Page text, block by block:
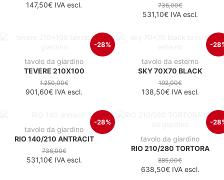
147,50€ IVA escl. 736,00€
531,10€IVA escl.
-28%
tavolo da giardino
TEVERE 210X100
1.250,00€
901,60€ IVA escl.
-
tavolo da esterno
SKY 70X70 BLACK
192,00€
138,50€IVA escl.
-28%
tavolo da giardino
RIO 140/210 ANTRACIT
736,00€
531,10€IVA escl.
-
tavolo da giardino
RIO 210/280 TORTORA
885,00€
638,50€IVA escl.